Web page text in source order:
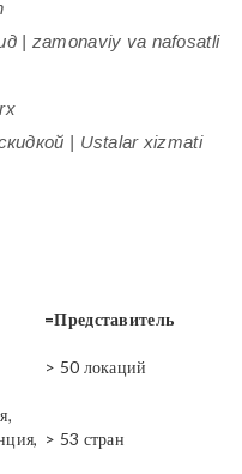
| zamonaviy va nafosatli
| Ustalar xizmati
=Представитель
> 50 локаций
> 53 стран